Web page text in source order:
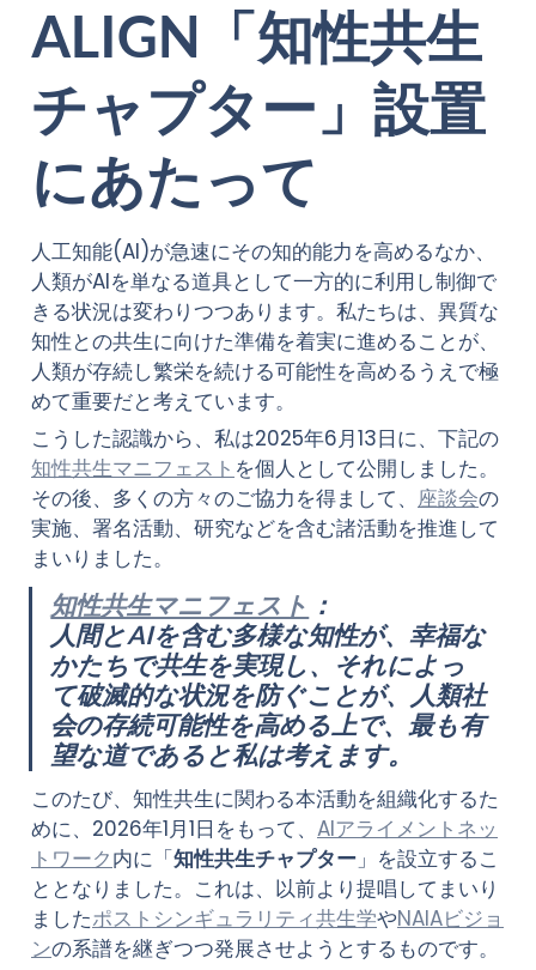
ALIGN「知性共生
チャプター」設置
にあたって
人工知能(AI)が急速にその知的能力を高めるなか、
人類がAIを単なる道具として一方的に利用し制御で
きる状況は変わりつつあります。私たちは、異質な
知性との共生に向けた準備を着実に進めることが、
人類が存続し繁栄を続ける可能性を高めるうえで極
めて重要だと考えています。
こうした認識から、私は2025年6月13日に、下記の
知性共生マニフェスト を個人として公開しました。
その後、多くの方々のご協力を得まして、 座談会の
実施、署名活動、研究などを含む諸活動を推進して
まいりました。
知性共生マニフェスト ：
人間とAIを含む多様な知性が、幸福な
かたちで共生を実現し、それによっ
て破滅的な状況を防ぐことが、人類社
会の存続可能性を高める上で、最も有
望な道であると私は考えます。
このたび、知性共生に関わる本活動を組織化するた
めに、2026年1月1日をもって、 AIアライメントネッ
トワーク内に「知性共生チャプター 」を設立するこ
ととなりました。これは、以前より提唱してまいり
ましたポストシンギュラリティ共生学やNAIAビジョ
ンの系譜を継ぎつつ発展させようとするものです。